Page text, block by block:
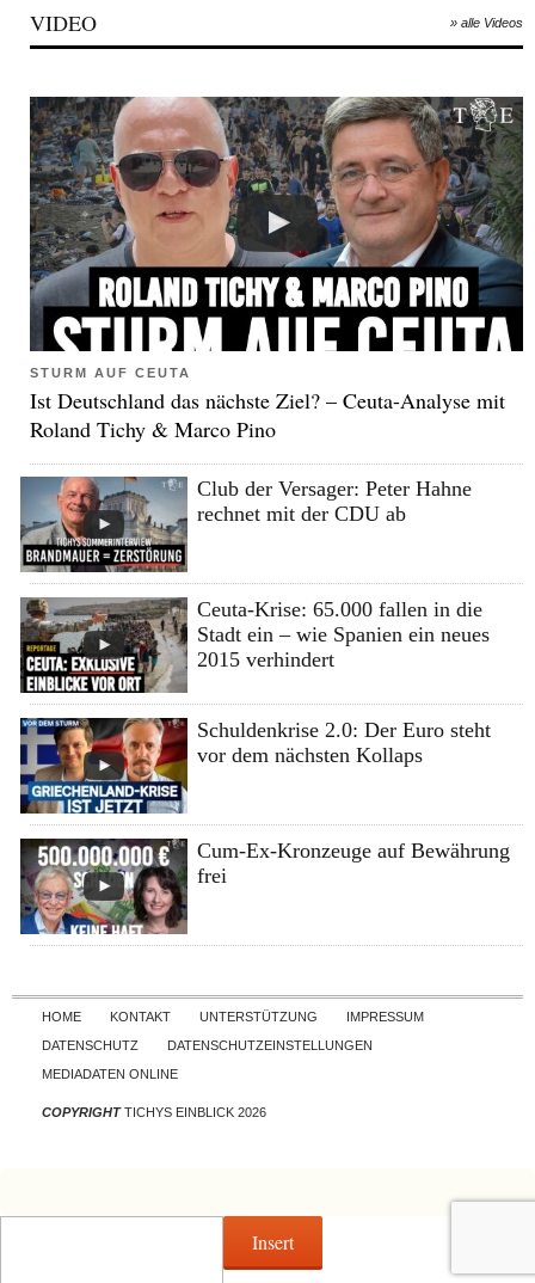
VIDEO » alle Videos
STURM AUF CEUTA
Ist Deutschland das nächste Ziel? – Ceuta-Analyse mit
Roland Tichy & Marco Pino
Club der Versager: Peter Hahne
rechnet mit der CDU ab
Ceuta-Krise: 65.000 fallen in die
Stadt ein – wie Spanien ein neues
2015 verhindert
Schuldenkrise 2.0: Der Euro steht
vor dem nächsten Kollaps
Cum-Ex-Kronzeuge auf Bewährung
frei
Skip to content
HOME KONTAKT UNTERSTÜTZUNG
IMPRESSUM
DATENSCHUTZ
DATENSCHUTZEINSTELLUNGEN
MEDIADATEN ONLINE
COPYRIGHTTICHYS EINBLICK 2026
Insert